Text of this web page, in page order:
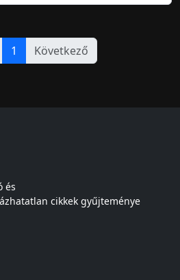
1 Következő
és
cikkek gyűjteménye